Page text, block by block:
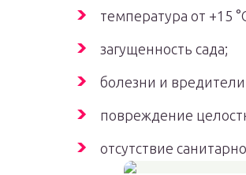
температура от +15
загущенность сада;
болезни и
повреждение
отсутствие